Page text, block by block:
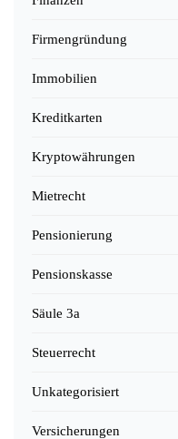
Firmengründung
Immobilien
Kreditkarten
Kryptowährungen
Mietrecht
Pensionierung
Pensionskasse
Säule 3a
Steuerrecht
Unkategorisiert
Versicherungen